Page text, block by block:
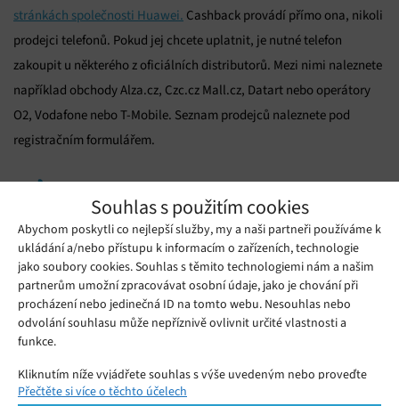
Souhlas s použitím cookies
Abychom poskytli co nejlepší služby, my a naši partneři používáme k
ukládání a/nebo přístupu k informacím o zařízeních, technologie
jako soubory cookies. Souhlas s těmito technologiemi nám a našim
partnerům umožní zpracovávat osobní údaje, jako je chování při
procházení nebo jedinečná ID na tomto webu. Nesouhlas nebo
odvolání souhlasu může nepříznivě ovlivnit určité vlastnosti a
funkce.
Kliknutím níže vyjádřete souhlas s výše uvedeným nebo proveďte
podrobnější rozhodnutí. Vaše volby budou použity pouze na tomto
Přečtěte si více o těchto účelech
stránkách společnosti Huawei. Cashback provádí přímo ona, nikoli
prodejci telefonů. Pokud jej chcete uplatnit, je nutné telefon
zakoupit u některého z oficiálních distributorů. Mezi nimi naleznete
například obchody Alza.cz, Czc.cz Mall.cz, Datart nebo operátory
O2, Vodafone nebo T-Mobile. Seznam prodejců naleznete pod
registračním formulářem.
Mohlo by se vám líbit